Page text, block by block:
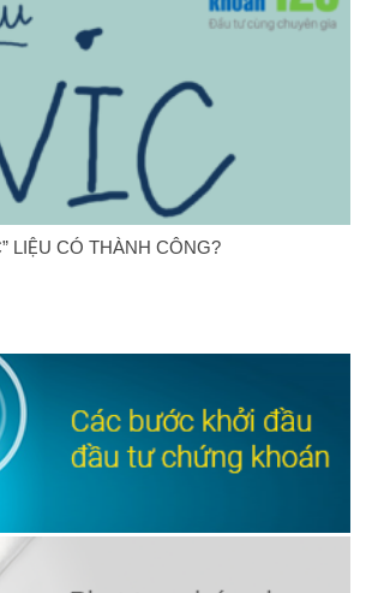
LIỆU CÓ THÀNH CÔNG?